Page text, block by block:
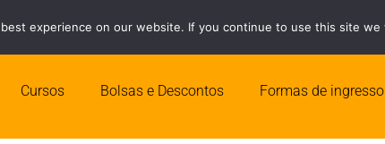
Quero ser
Cursos Bolsas e Descontos Formas de ingresso
experience on our website. If you continue to use this site